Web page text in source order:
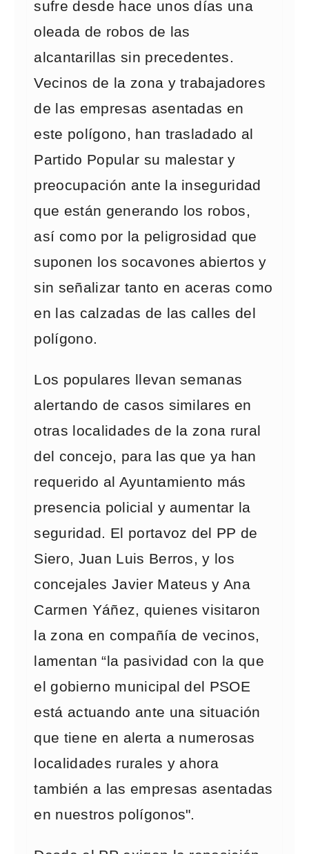
sufre desde hace unos días una
oleada de robos de las
alcantarillas sin precedentes.
Vecinos de la zona y trabajadores
de las empresas asentadas en
este polígono, han trasladado al
Partido Popular su malestar y
preocupación ante la inseguridad
que están generando los robos,
así como por la peligrosidad que
suponen los socavones abiertos y
sin señalizar tanto en aceras como
en las calzadas de las calles del
polígono.
Los populares llevan semanas
alertando de casos similares en
otras localidades de la zona rural
del concejo, para las que ya han
requerido al Ayuntamiento más
presencia policial y aumentar la
seguridad. El portavoz del PP de
Siero, Juan Luis Berros, y los
concejales Javier Mateus y Ana
Carmen Yáñez, quienes visitaron
la zona en compañía de vecinos,
lamentan “la pasividad con la que
el gobierno municipal del PSOE
está actuando ante una situación
que tiene en alerta a numerosas
localidades rurales y ahora
también a las empresas asentadas
en nuestros polígonos".